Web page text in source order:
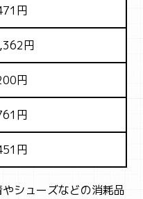
円
円
円
円
円
シューズなどの消耗品